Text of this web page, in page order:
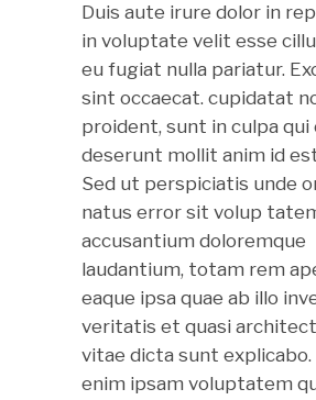
Duis aute irure dolor in
in voluptate velit esse
eu fugiat nulla pariatur.
sint occaecat. cupidatat
proident, sunt in culpa qui
deserunt mollit anim id
Sed ut perspiciatis unde
natus error sit volup
accusantium doloremque
laudantium, totam rem
eaque ipsa quae ab illo
veritatis et quasi
vitae dicta sunt explicabo.
enim ipsam voluptatem